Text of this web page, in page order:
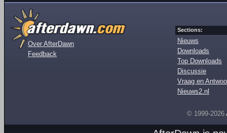
Over AfterDawn
Feedback
Sections:
Nieuws
Downloads
Top Downloads
Discussie
Vraag en
Nieuws2.nl
© 1999-2026